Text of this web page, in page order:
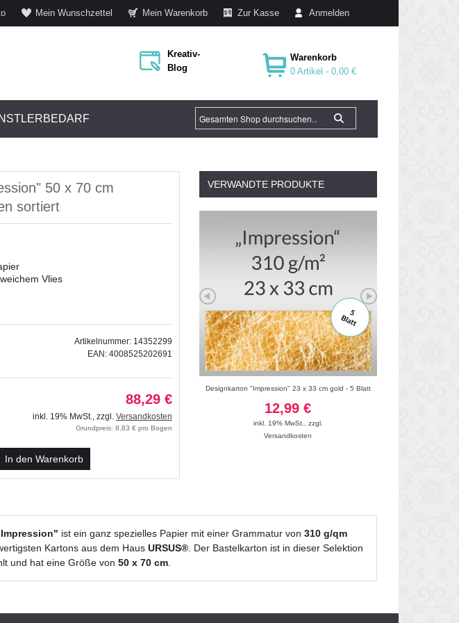
Mein Wunschzettel Mein Warenkorb Zur Kasse Anmelden
Kreativ-
Blog
Warenkorb
0 Artikel -0,00 €
50 x 70 cm
sortiert
Vlies
Artikelnummer: 14352299
EAN: 4008525202691
88,29 €
inkl. 19% MwSt., zzgl. Versandkosten
Grundpreis: 8,83 € pro Bogen
In den Warenkorb
VERWANDTE PRODUKTE
45,49 €
inkl. 19% MwSt.,zzgl.
Designkarton "Impression" 23 x 33 cm gold - 5 Blatt
12,99 €
inkl. 19% MwSt.
zzgl.
Versandkosten
ist ein ganz spezielles Papier mit einer Grammatur von 310 g/qm
Kartons aus dem Haus URSUS® . Der Bastelkarton ist in dieser Selektion
und hat eine Größe von 50 x 70 cm